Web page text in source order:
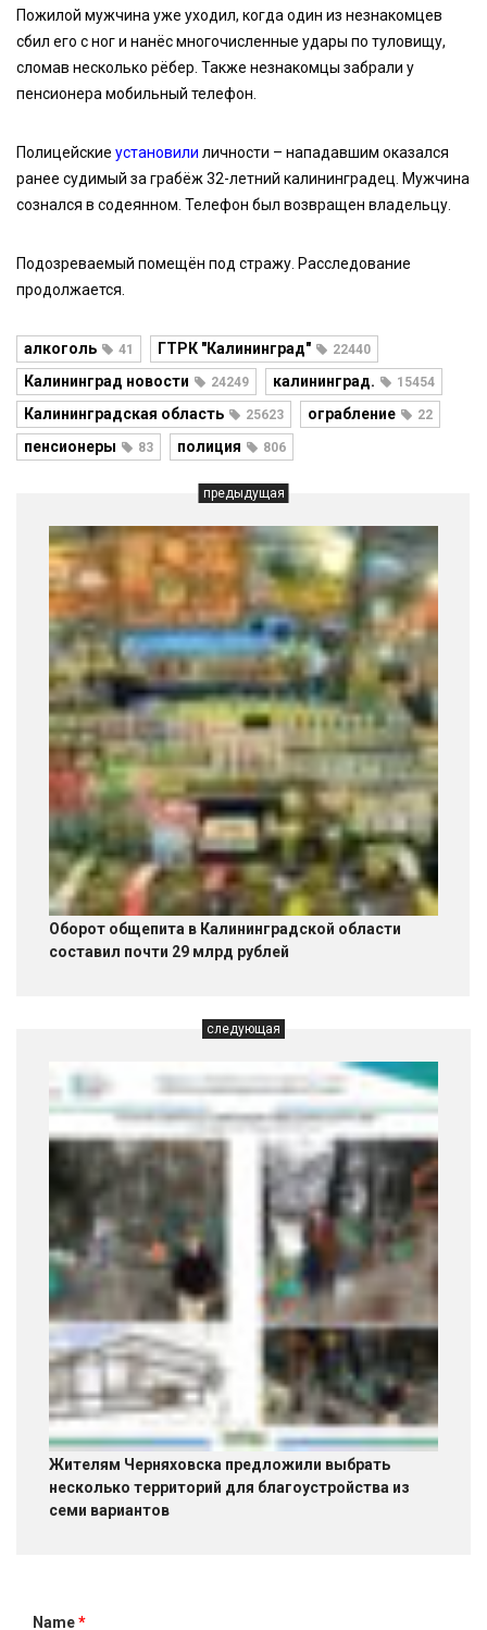
Пожилой мужчина уже уходил, когда один из незнакомцев
сбил его с ног и нанёс многочисленные удары по туловищу,
сломав несколько рёбер. Также незнакомцы забрали у
пенсионера мобильный телефон.
Полицейские установили личности – нападавшим оказался
ранее судимый за грабёж 32-летний калининградец. Мужчина
сознался в содеянном. Телефон был возвращен владельцу.
Подозреваемый помещён под стражу. Расследование
продолжается.
алкоголь 41 ГТРК "Калининград" 22440
Калининград новости 24249 калининград. 15454
Калининградская область 25623 ограбление 22
пенсионеры 83 полиция 806
предыдущая
Оборот общепита в Калининградской области
составил почти 29 млрд рублей
следующая
Жителям Черняховска предложили выбрать
несколько территорий для благоустройства из
семи вариантов
Name*